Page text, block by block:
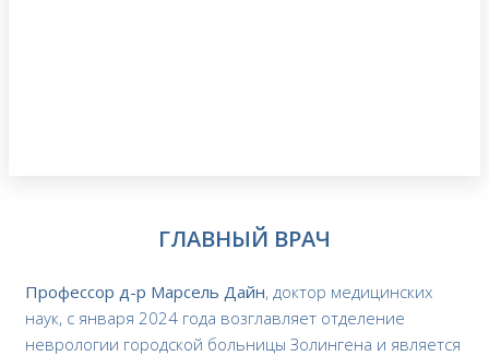
ГЛАВНЫЙ ВРАЧ
Профессор д-р Марсель Дайн, доктор медицинских
наук, с января 2024 года возглавляет отделение
неврологии городской больницы Золингена и является